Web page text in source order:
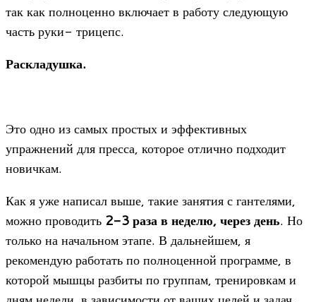
так как полноценно включает в работу следующую
часть руки- трицепс.
Раскладушка.
Это одно из самых простых и эффективных
упражнений для пресса, которое отлично подходит
новичкам.
Как я уже написал выше, такие занятия с гантелями,
можно проводить 2-3 раза в неделю, через день. Но
только на начальном этапе. В дальнейшем, я
рекомендую работать по полноценной программе, в
которой мышцы разбиты по группам, тренировкам и